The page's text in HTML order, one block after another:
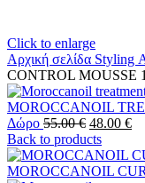
Click to enlarge
Αρχική σελίδα Styling
CONTROL MOUSSE
MOROCCANOIL
Δώρο 55.00€ 48.00 €
Back to products
MOROCCANOIL